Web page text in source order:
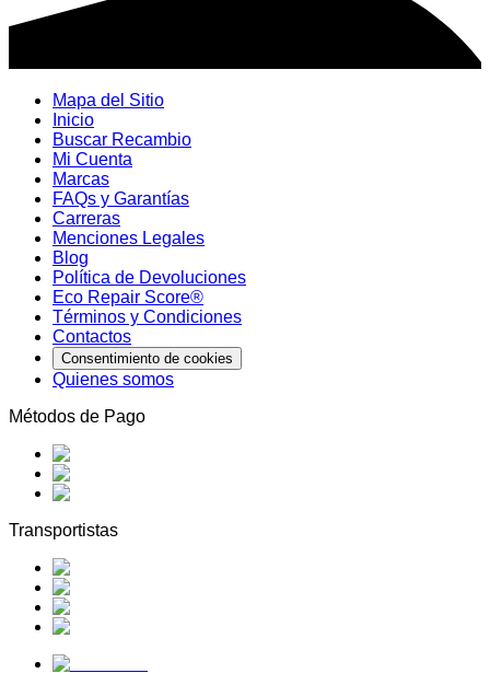
Mapa del Sitio
Inicio
Buscar Recambio
Mi Cuenta
Marcas
FAQs y Garantías
Carreras
Menciones Legales
Blog
Política de Devoluciones
Eco Repair Score®
Términos y Condiciones
Contactos
Consentimiento de cookies
Quienes somos
Métodos de Pago
Transportistas